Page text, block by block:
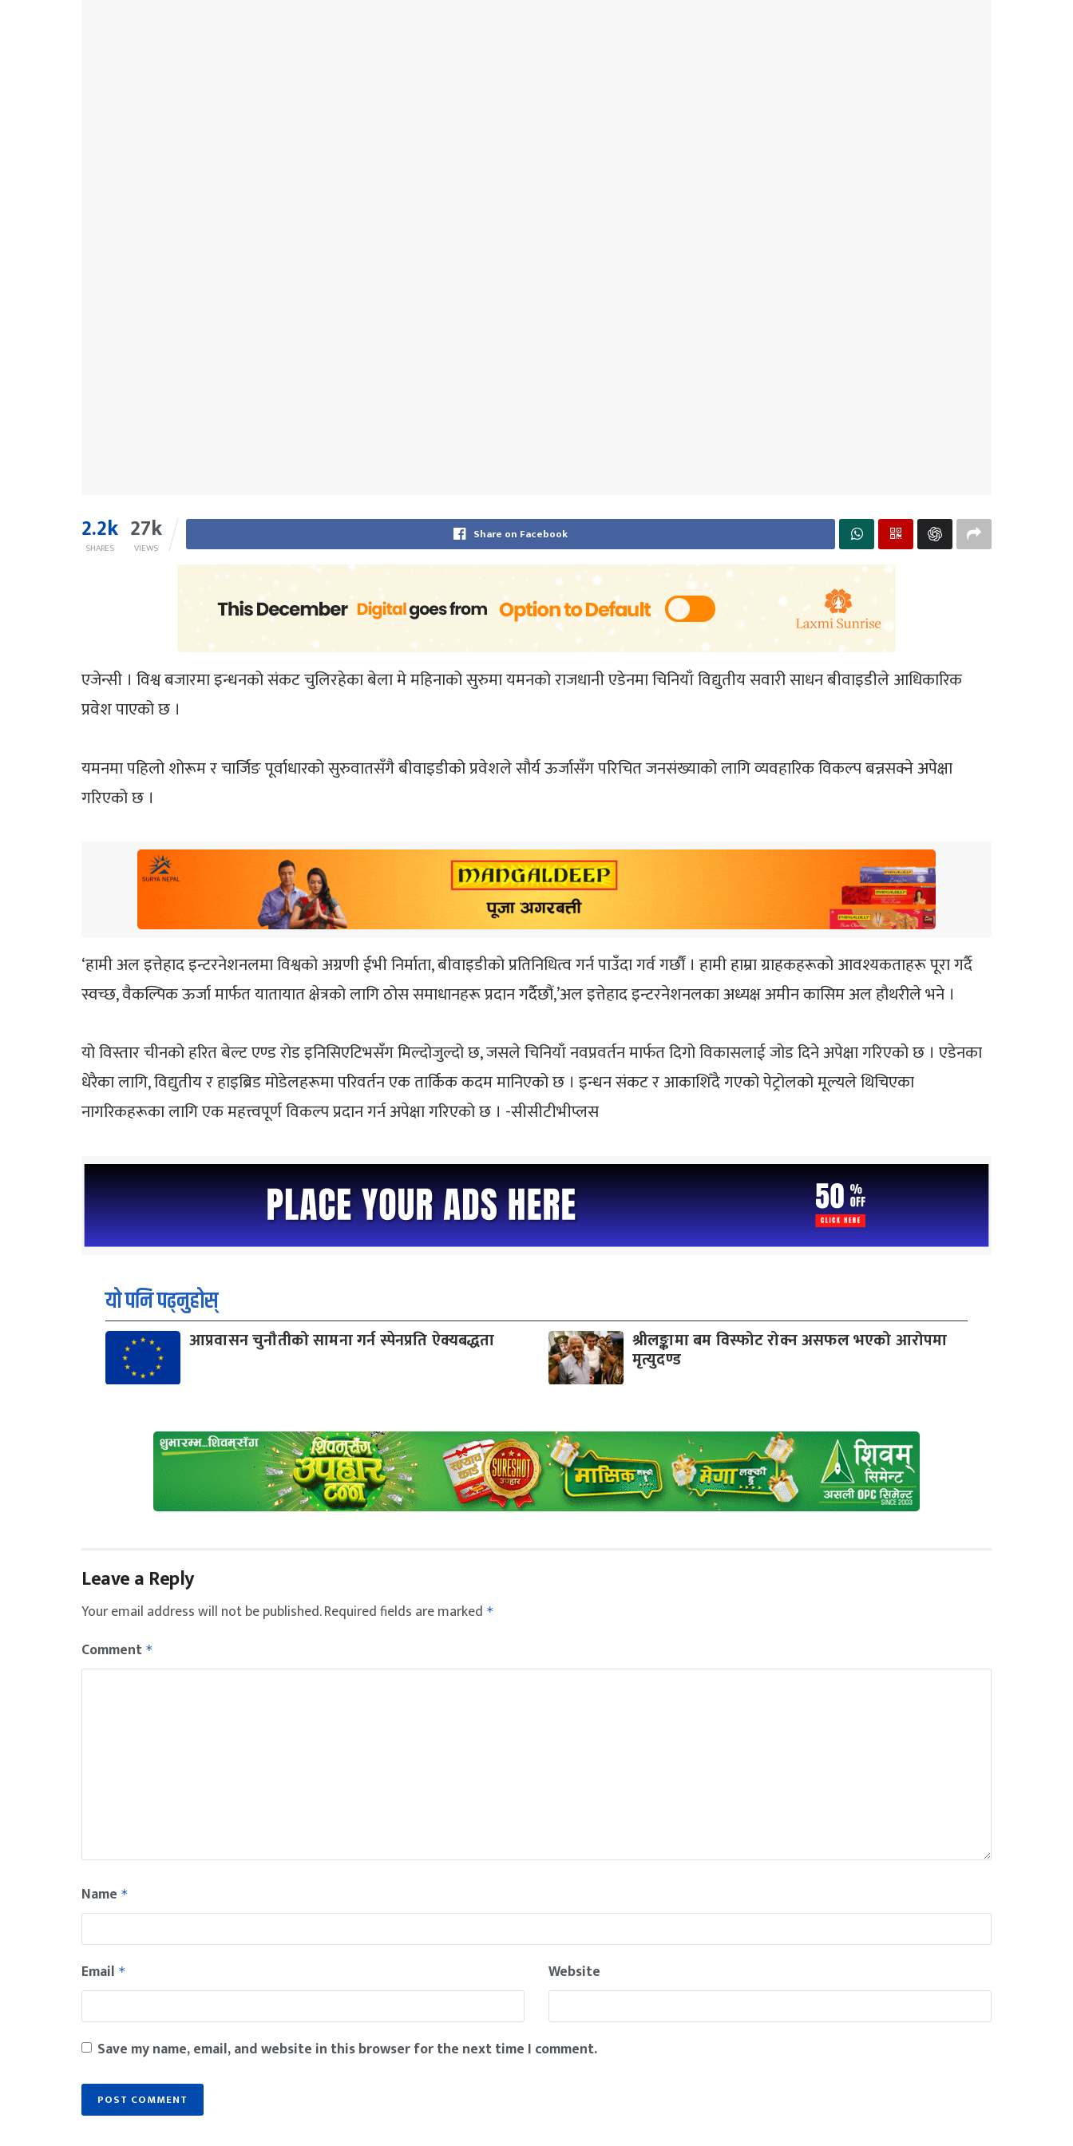
2.2k
SHARES
27k
VIEWS
Share on Facebook
एजेन्सी । विश्व बजारमा इन्धनको संकट चुलिरहेका बेला मे महिनाको सुरुमा यमनको राजधानी एडेनमा चिनियाँ विद्युतीय सवारी साधन बीवाइडीले आधिकारिक
प्रवेश पाएको छ ।
यमनमा पहिलो शोरूम र चार्जिङ पूर्वाधारको सुरुवातसँगै बीवाइडीको प्रवेशले सौर्य ऊर्जासँग परिचित जनसंख्याको लागि व्यवहारिक विकल्प बन्नसक्ने अपेक्षा
गरिएको छ ।
‘हामी अल इत्तेहाद इन्टरनेशनलमा विश्वको अग्रणी ईभी निर्माता, बीवाइडीको प्रतिनिधित्व गर्न पाउँदा गर्व गर्छौं । हामी हाम्रा ग्राहकहरूको आवश्यकताहरू पूरा गर्दै
स्वच्छ, वैकल्पिक ऊर्जा मार्फत यातायात क्षेत्रको लागि ठोस समाधानहरू प्रदान गर्दैछौं,’अल इत्तेहाद इन्टरनेशनलका अध्यक्ष अमीन कासिम अल हौथरीले भने ।
यो विस्तार चीनको हरित बेल्ट एण्ड रोड इनिसिएटिभसँग मिल्दोजुल्दो छ, जसले चिनियाँ नवप्रवर्तन मार्फत दिगो विकासलाई जोड दिने अपेक्षा गरिएको छ । एडेनका
धेरैका लागि, विद्युतीय र हाइब्रिड मोडेलहरूमा परिवर्तन एक तार्किक कदम मानिएको छ । इन्धन संकट र आकाशिँदै गएको पेट्रोलको मूल्यले थिचिएका
नागरिकहरूका लागि एक महत्त्वपूर्ण विकल्प प्रदान गर्न अपेक्षा गरिएको छ । -सीसीटीभीप्लस
यो पनि पढ्नुहोस्
आप्रवासन चुनौतीको सामना गर्न स्पेनप्रति ऐक्यबद्धता श्रीलङ्कामा बम विस्फोट रोक्न असफल भएको आरोपमा
मृत्युदण्ड
Leave a Reply
Your email address will not be published.Required fields are marked *
Comment *
Name *
Email * Website
Save my name, email, and website in this browser for the next time I comment.